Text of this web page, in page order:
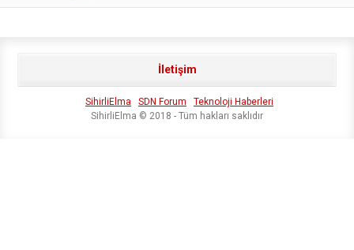
İletişim
SihirliElma SDN Forum
Teknoloji Haberleri
SihirliElma © 2018 - Tüm hakları saklıdır